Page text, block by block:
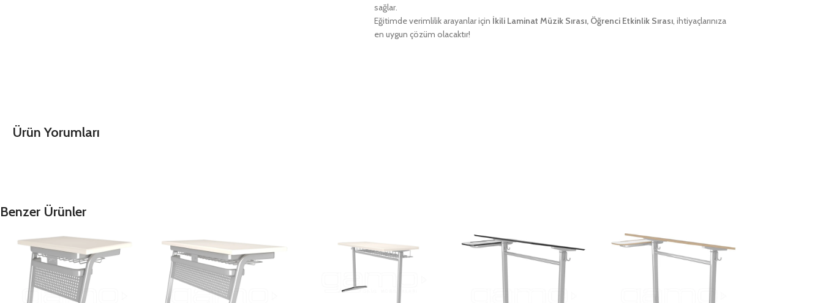
sağlar.
Eğitimde verimlilik arayanlar için İkili Laminat Müzik Sırası, Öğrenci Etkinlik Sırası, ihtiyaçlarınıza
en uygun çözüm olacaktır!
Ürün Yorumları
Benzer Ürünler